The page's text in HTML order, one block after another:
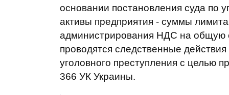
основании постановления суда по
активы предприятия - суммы
администрирования НДС на общую
проводятся следственные
уголовного преступления с целью
366 УК Украины.